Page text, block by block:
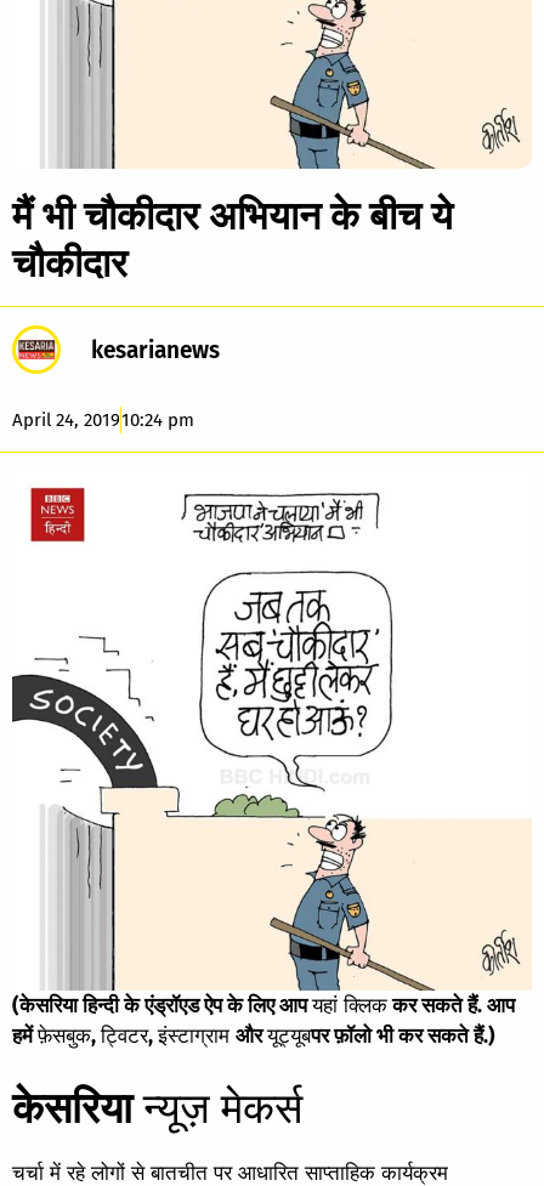
मैं भी चौकीदार अभियान के बीच ये
चौकीदार
kesarianews
April 24, 201910:24 pm
(केसरिया हिन्दी के एंड्रॉएड ऐप के लिए आपयहां क्लिककर सकते हैं. आप
हमेंफ़ेसबुक,ट्विटर,इंस्टाग्राम औरयूट्यूबपर फ़ॉलो भी कर सकते हैं.)
केसरियान्यूज़ मेकर्स
चर्चा में रहे लोगों से बातचीत पर आधारित साप्ताहिक कार्यक्रम